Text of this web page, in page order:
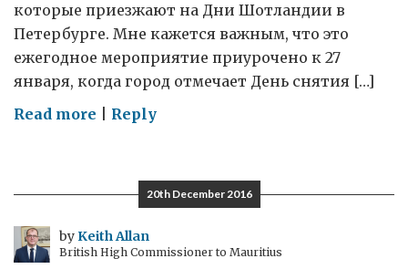
которые приезжают на Дни Шотландии в
Петербурге. Мне кажется важным, что это
ежегодное мероприятие приурочено к 27
января, когда город отмечает День снятия […]
Read more on
Санкт-
Петербурге
и
Reply
20th December 2016
byKeith Allan
British High Commissioner to Mauritius